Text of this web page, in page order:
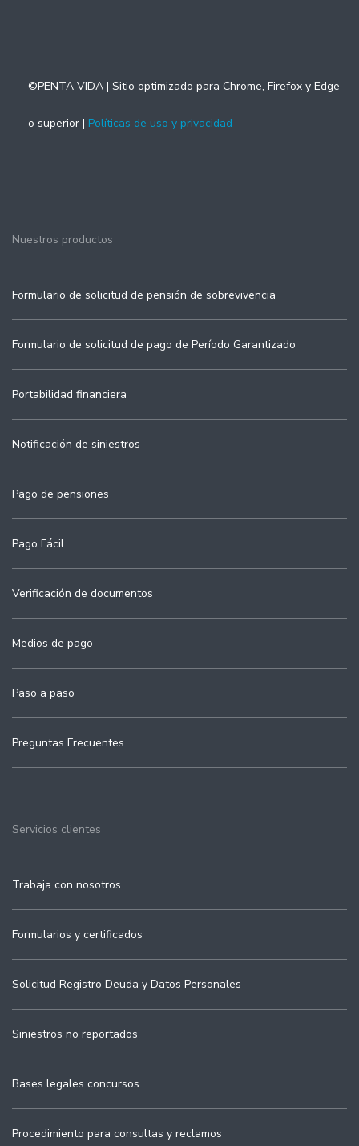
©PENTA VIDA | Sitio optimizado para Chrome, Firefox y Edge
o superior | Políticas de uso y privacidad
Nuestros productos
Formulario de solicitud de pensión de sobrevivencia
Formulario de solicitud de pago de Período Garantizado
Portabilidad financiera
Notificación de siniestros
Pago de pensiones
Pago Fácil
Verificación de documentos
Medios de pago
Paso a paso
Preguntas Frecuentes
Servicios clientes
Trabaja con nosotros
Formularios y certificados
Solicitud Registro Deuda y Datos Personales
Siniestros no reportados
Bases legales concursos
Procedimiento para consultas y reclamos